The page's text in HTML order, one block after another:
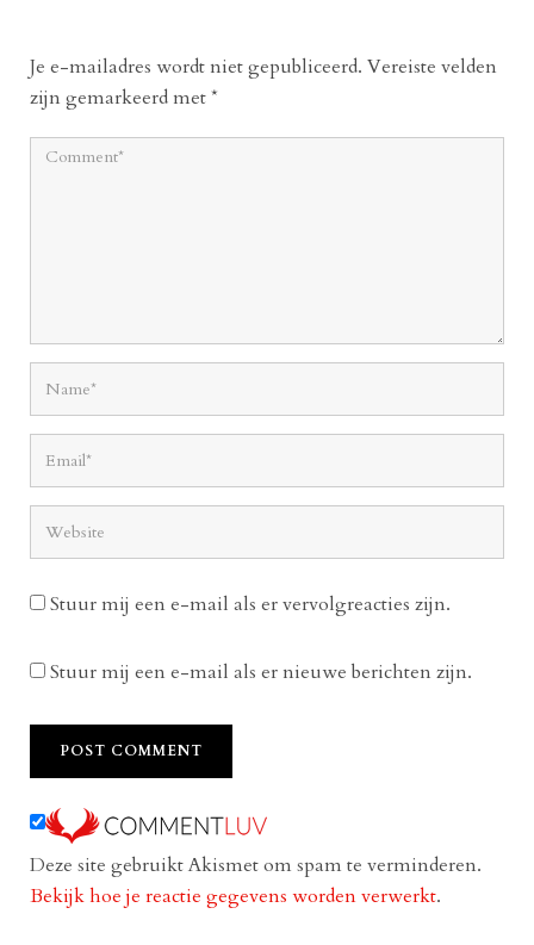
Je e-mailadres wordt niet gepubliceerd. Vereiste velden
zijn gemarkeerd met*
Stuur mij een e-mail als er vervolgreacties zijn.
Stuur mij een e-mail als er nieuwe berichten zijn.
Deze site gebruikt Akismet om spam te verminderen.
Bekijk hoe je reactie gegevens worden verwerkt.